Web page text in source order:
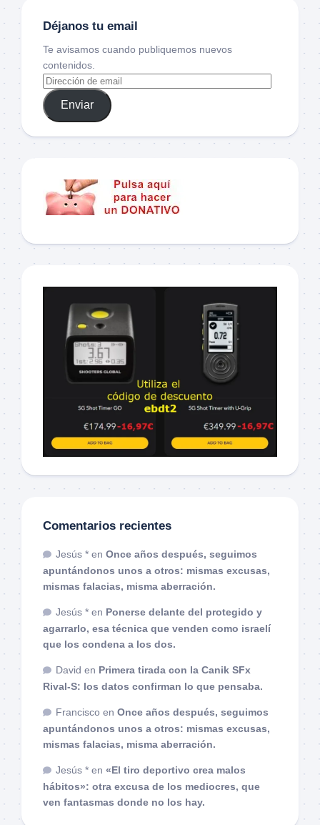
Déjanos tu email
Te avisamos cuando publiquemos nuevos
contenidos.
Enviar
Comentarios recientes
Jesús * en Once años después, seguimos
apuntándonos unos a otros: mismas excusas,
mismas falacias, misma aberración.
Jesús * en Ponerse delante del protegido y
agarrarlo, esa técnica que venden como israelí
que los condena a los dos.
David en Primera tirada con la Canik SFx
Rival-S: los datos confirman lo que pensaba.
Francisco en Once años después, seguimos
apuntándonos unos a otros: mismas excusas,
mismas falacias, misma aberración.
Jesús * en «El tiro deportivo crea malos
hábitos»: otra excusa de los mediocres, que
ven fantasmas donde no los hay.